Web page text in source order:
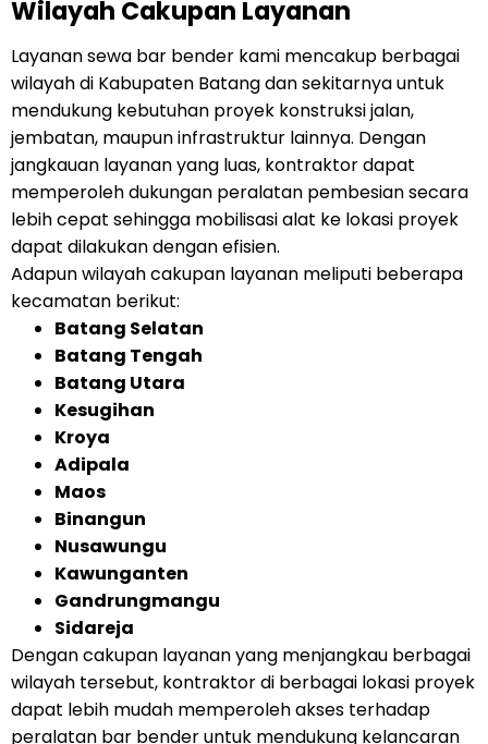
Wilayah Cakupan Layanan
Layanan sewa bar bender kami mencakup berbagai
wilayah di Kabupaten Batang dan sekitarnya untuk
mendukung kebutuhan proyek konstruksi jalan,
jembatan, maupun infrastruktur lainnya. Dengan
jangkauan layanan yang luas, kontraktor dapat
memperoleh dukungan peralatan pembesian secara
lebih cepat sehingga mobilisasi alat ke lokasi proyek
dapat dilakukan dengan efisien.
Adapun wilayah cakupan layanan meliputi beberapa
kecamatan berikut:
Batang Selatan
Batang Tengah
Batang Utara
Kesugihan
Kroya
Adipala
Maos
Binangun
Nusawungu
Kawunganten
Gandrungmangu
Sidareja
Dengan cakupan layanan yang menjangkau berbagai
wilayah tersebut, kontraktor di berbagai lokasi proyek
dapat lebih mudah memperoleh akses terhadap
peralatan bar bender untuk mendukung kelancaran